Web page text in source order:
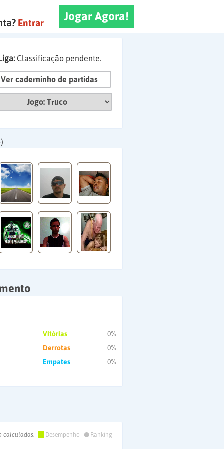
Jogar Agora!
Entrar
Classificação pendente.
Ver caderninho de partidas
Vitórias
0%
Derrotas
0%
Empates
0%
calculadas. Desempenho •
Ranking